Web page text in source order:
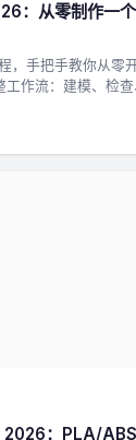
：从零制作一
，手把手教你从零
作流：建模、检
2026：PLA/